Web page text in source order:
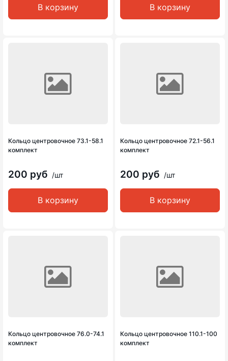
В корзину В корзину
Кольцо центровочное 73.1-58.1
комплект
200 руб /шт
В корзину
Кольцо центровочное 72.1-56.1
комплект
200 руб /шт
В корзину
Кольцо центровочное 76.0-74.1
комплект
Кольцо центровочное 110.1-100
комплект